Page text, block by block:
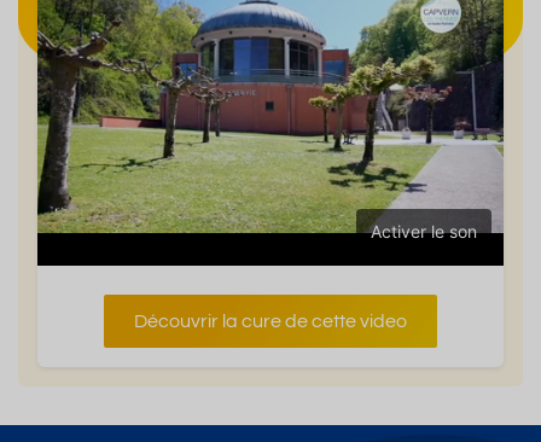
Activer le son
Découvrir la cure de cette video